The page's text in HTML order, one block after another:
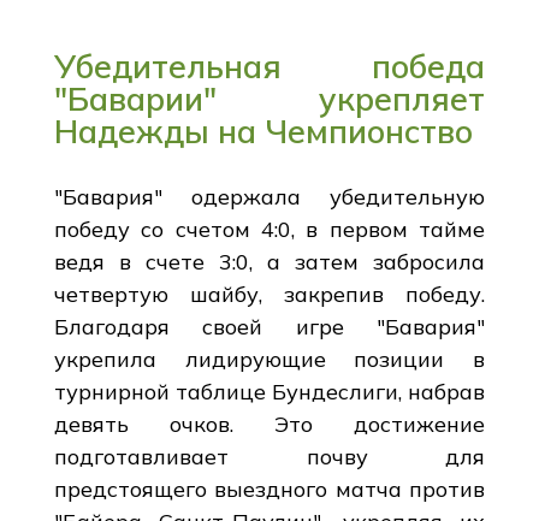
Убедительная победа
"Баварии" укрепляет
Надежды на Чемпионство
"Бавария" одержала убедительную
победу со счетом 4:0, в первом тайме
ведя в счете 3:0, а затем забросила
четвертую шайбу, закрепив победу.
Благодаря своей игре "Бавария"
укрепила лидирующие позиции в
турнирной таблице Бундеслиги, набрав
девять очков. Это достижение
подготавливает почву для
предстоящего выездного матча против